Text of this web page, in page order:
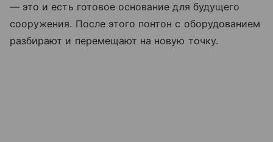
— это и есть готовое основание для будущего
сооружения. После этого понтон с оборудованием
разбирают и перемещают на новую точку.